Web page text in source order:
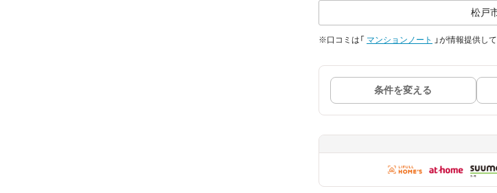
松戸
※口コミは「 マンションノート 」が情報提供し
条件を変える